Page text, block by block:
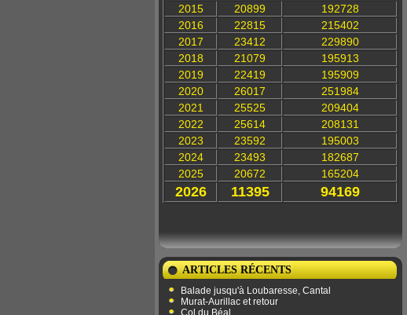
2015
20899
192728
2016
22815
215402
2017
23412
229890
2018
21079
195913
2019
22419
195909
2020
26017
251984
2021
25525
209404
2022
25614
208131
2023
23592
195003
2024
23493
182687
2025
20672 165204
2026 11395 94169
ARTICLES RÉCENTS
Balade jusqu'à Loubaresse, Cantal
Murat-Aurillac et retour
Col du Béal